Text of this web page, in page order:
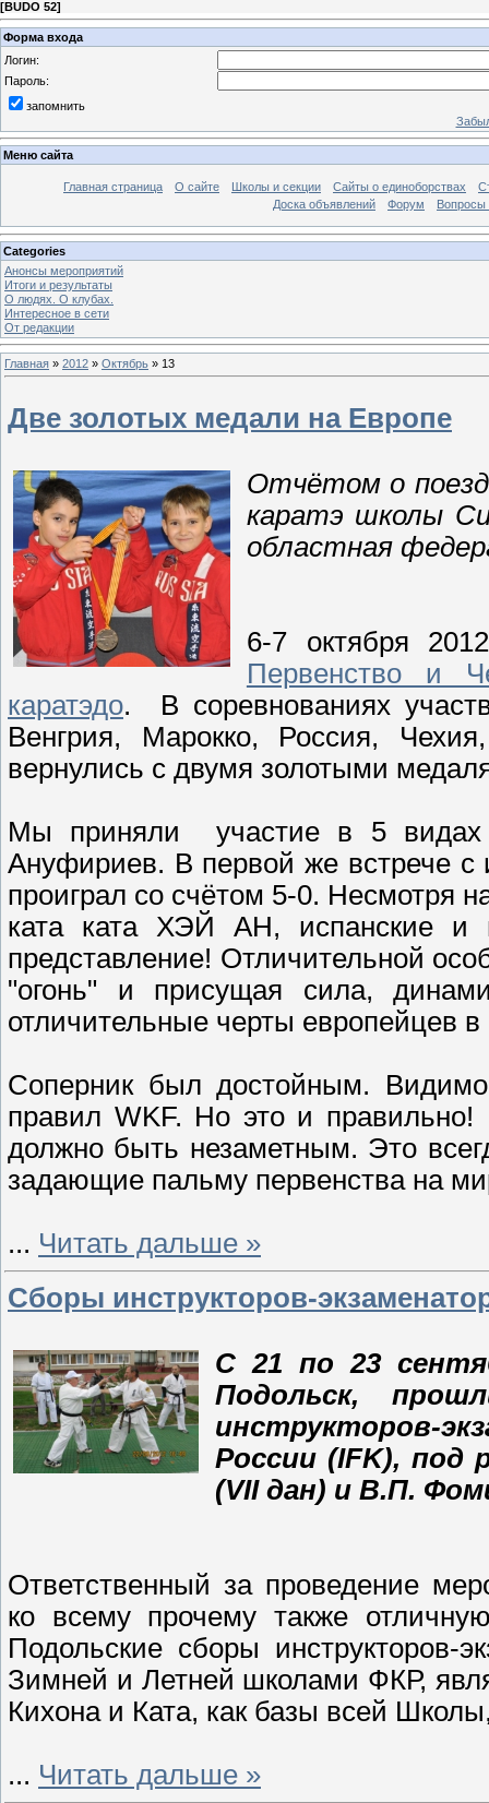
[BUDO 52]
Форма входа
Логин:
Пароль:
запомнить
Меню сайта
Главная страница О сайте Школы и секции Сайты о единоборствах
Доска объявлений
Форум Вопросы
Categories
Анонсы мероприятий
Итоги и результаты
О людях. О клубах.
Интересное в сети
От редакции
Главная » 2012 » Октябрь » 13
Две золотых медали на Европе
Отчётом о
каратэ школы
областная
6-7 октября
Первенство и
каратэдо. В соревнованиях
Венгрия, Марокко, Россия,
вернулись c двумя золотыми
Мы приняли участие в 5 видах
Ануфириев. В первой же встрече
проиграл со счётом 5-0. Несмотря
ката ката ХЭЙ АН, испанские и
представление! Отличительной
"огонь" и присущая сила,
отличительные черты европейцев
Соперник был достойным.
правил WKF. Но это и
должно быть незаметным. Это
задающие пальму первенства на
... Читать дальше »
Сборы инструкторов-
С 21 по 23
Подольск,
инструкторов-
России (IFK), под
(VII дан) и В.П.
Ответственный за проведение
ко всему прочему также
Подольские сборы инструкторов-
Зимней и Летней школами ФКР,
Кихона и Ката, как базы всей
... Читать дальше »